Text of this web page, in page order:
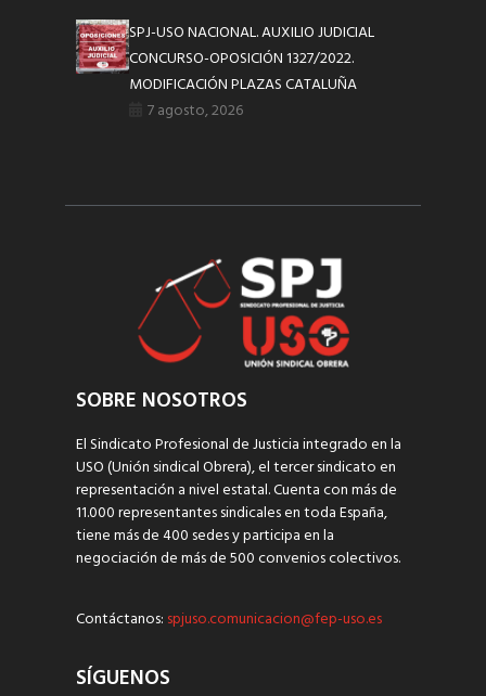
SPJ-USO NACIONAL. AUXILIO JUDICIAL
CONCURSO-OPOSICIÓN 1327/2022.
MODIFICACIÓN PLAZAS CATALUÑA
7 agosto, 2026
SOBRE NOSOTROS
El Sindicato Profesional de Justicia integrado en la
USO (Unión sindical Obrera), el tercer sindicato en
representación a nivel estatal. Cuenta con más de
11.000 representantes sindicales en toda España,
tiene más de 400 sedes y participa en la
negociación de más de 500 convenios colectivos.
Contáctanos: spjuso.comunicacion@fep-uso.es
SÍGUENOS